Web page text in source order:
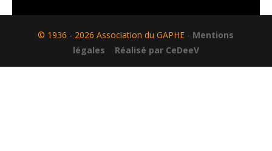
© 1936 - 2026 Association du GAPHE - Mentions
légales
Réalisé par CeDeeV